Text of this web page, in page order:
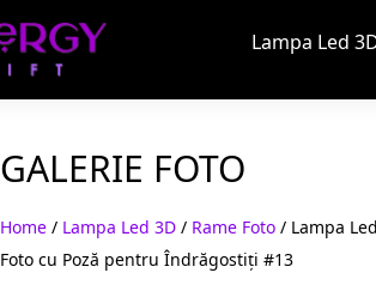
Lampa Led
GALERIE FOTO
Home / Lampa Led 3D / Rame Foto / Lampa
Foto cu Poză pentru Îndrăgostiți #13